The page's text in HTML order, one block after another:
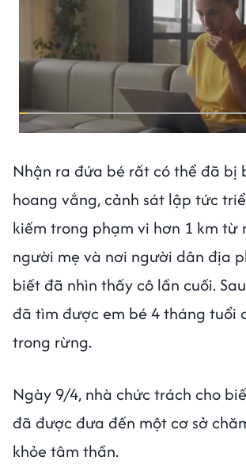
Nhận ra đứa bé rất có thể đã bị
hoang vắng, cảnh sát lập tức
kiếm trong phạm vi hơn 1 km từ
người mẹ và nơi người dân địa
biết đã nhìn thấy cô lần cuối.
đã tìm được em bé 4 tháng tuổi
trong rừng.
Ngày 9/4, nhà chức trách cho
đã được đưa đến một cơ sở
khỏe tâm thần.